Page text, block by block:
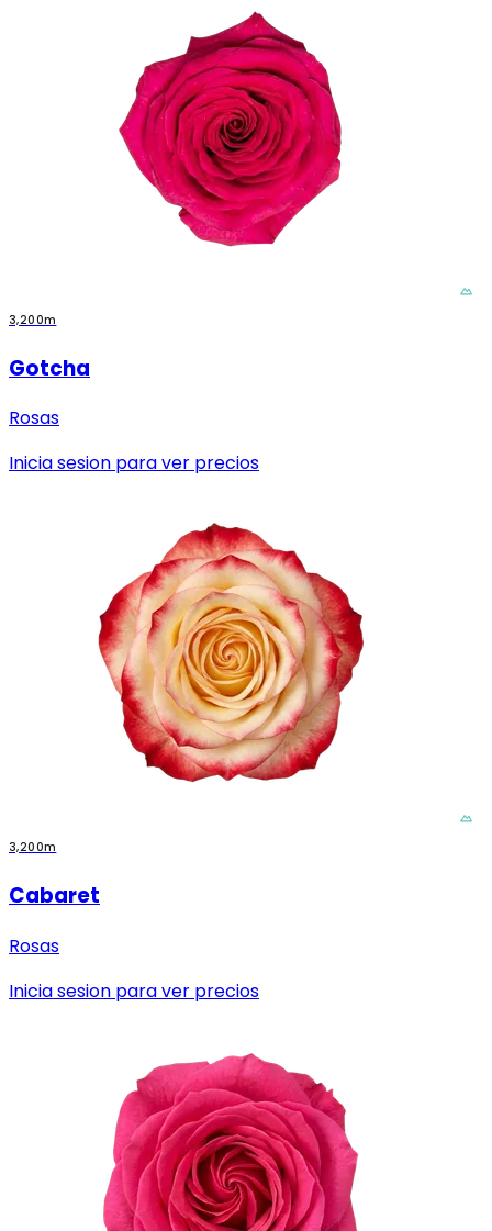
3,200m
Gotcha
Rosas
Inicia sesion para ver precios
3,200m
Cabaret
Rosas
Inicia sesion para ver precios